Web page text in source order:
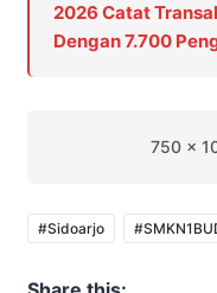
2026 Catat
Dengan 7.700
750 x
#Sidoarjo